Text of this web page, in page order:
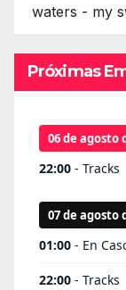
waters - my
Próximas